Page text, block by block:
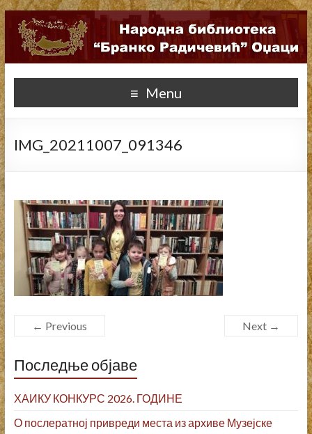
Menu
IMG_20211007_091346
← Previous Next →
Последње објаве
ХАИКУ КОНКУРС 2026. ГОДИНЕ
О послератној привреди места из архиве Музејске